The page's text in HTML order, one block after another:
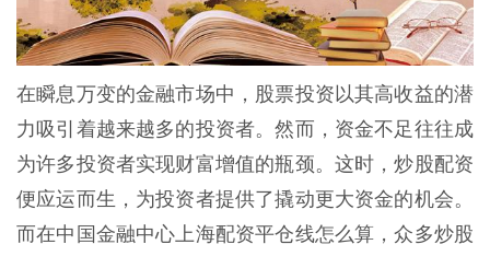
在瞬息万变的金融市场中，股票投资以其高收益的潜
力吸引着越来越多的投资者。然而，资金不足往往成
为许多投资者实现财富增值的瓶颈。这时，炒股配资
便应运而生，为投资者提供了撬动更大资金的机会。
而在中国金融中心上海配资平仓线怎么算，众多炒股